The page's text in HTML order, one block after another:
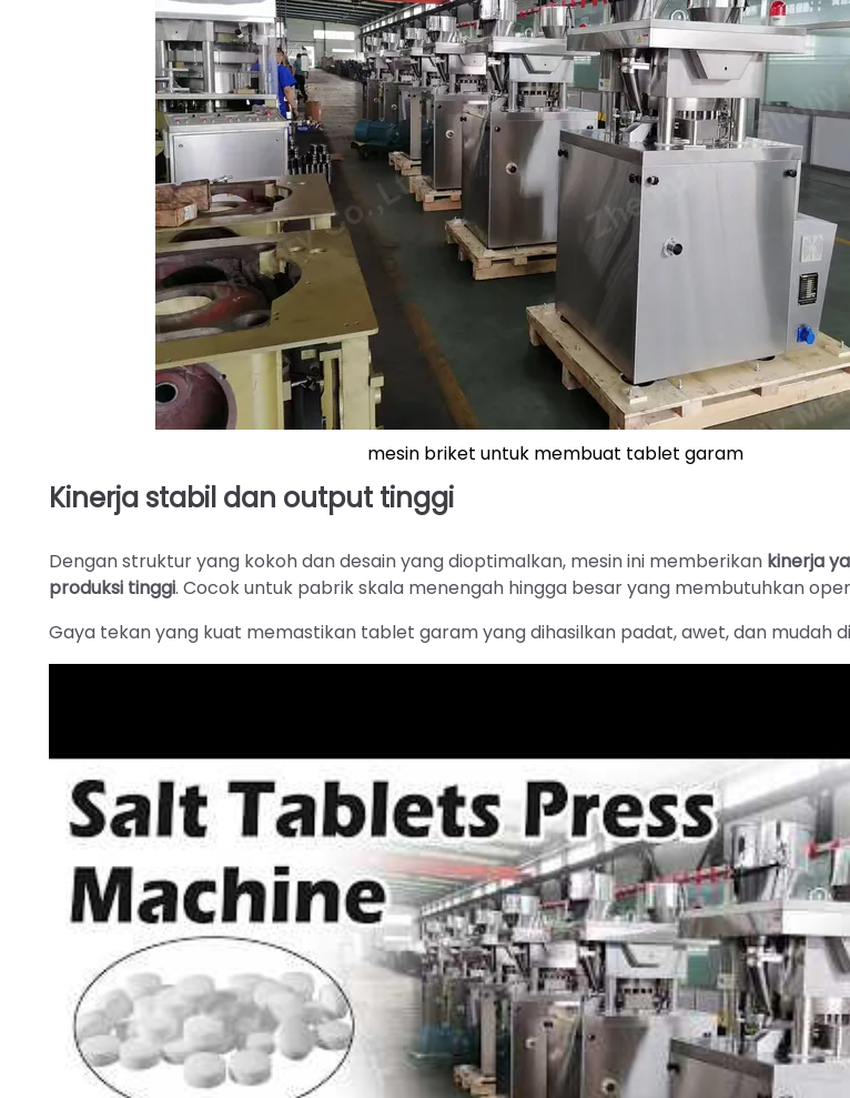
mesin briket untuk membuat tablet garam
Kinerja stabil dan output tinggi
Dengan struktur yang kokoh dan desain yang dioptimalkan, mesin ini memberikan kinerja
produksi tinggi. Cocok untuk pabrik skala menengah hingga besar yang membutuhkan
Gaya tekan yang kuat memastikan tablet garam yang dihasilkan padat, awet, dan mudah